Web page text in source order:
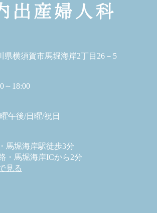
県横須賀市馬堀海岸2丁目26－5
～18:00
午後/日曜/祝日
馬堀海岸駅徒歩3分
・馬堀海岸ICから2分
見る